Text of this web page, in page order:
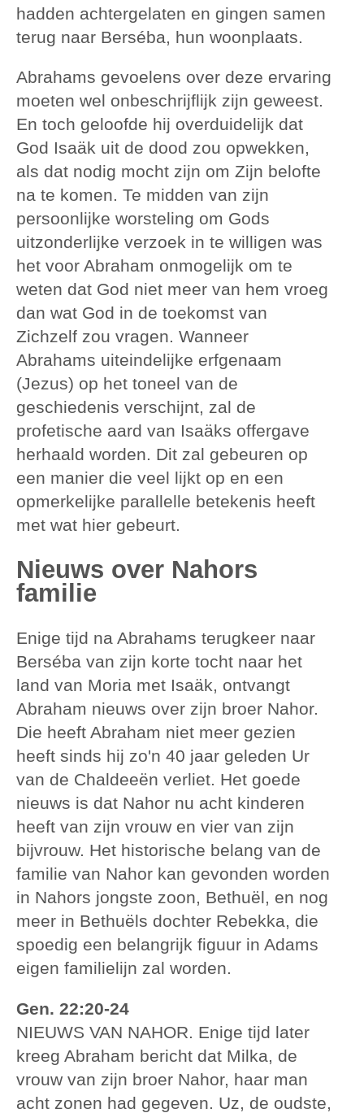
hadden achtergelaten en gingen samen
terug naar Berséba, hun woonplaats.
Abrahams gevoelens over deze ervaring
moeten wel onbeschrijflijk zijn geweest.
En toch geloofde hij overduidelijk dat
God Isaäk uit de dood zou opwekken,
als dat nodig mocht zijn om Zijn belofte
na te komen. Te midden van zijn
persoonlijke worsteling om Gods
uitzonderlijke verzoek in te willigen was
het voor Abraham onmogelijk om te
weten dat God niet meer van hem vroeg
dan wat God in de toekomst van
Zichzelf zou vragen. Wanneer
Abrahams uiteindelijke erfgenaam
(Jezus) op het toneel van de
geschiedenis verschijnt, zal de
profetische aard van Isaäks offergave
herhaald worden. Dit zal gebeuren op
een manier die veel lijkt op en een
opmerkelijke parallelle betekenis heeft
met wat hier gebeurt.
Nieuws over Nahors
familie
Enige tijd na Abrahams terugkeer naar
Berséba van zijn korte tocht naar het
land van Moria met Isaäk, ontvangt
Abraham nieuws over zijn broer Nahor.
Die heeft Abraham niet meer gezien
heeft sinds hij zo'n 40 jaar geleden Ur
van de Chaldeeën verliet. Het goede
nieuws is dat Nahor nu acht kinderen
heeft van zijn vrouw en vier van zijn
bijvrouw. Het historische belang van de
familie van Nahor kan gevonden worden
in Nahors jongste zoon, Bethuël, en nog
meer in Bethuëls dochter Rebekka, die
spoedig een belangrijk figuur in Adams
eigen familielijn zal worden.
Gen. 22:20-24
NIEUWS VAN NAHOR. Enige tijd later
kreeg Abraham bericht dat Milka, de
vrouw van zijn broer Nahor, haar man
acht zonen had gegeven. Uz, de oudste,